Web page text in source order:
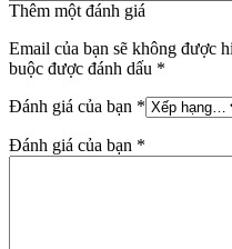
Thêm một đánh giá
Email của bạn sẽ không được
buộc được đánh dấu *
Đánh giá của bạn *
Đánh giá của bạn *